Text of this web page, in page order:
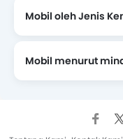
Mobil oleh Jenis
Mobil menurut